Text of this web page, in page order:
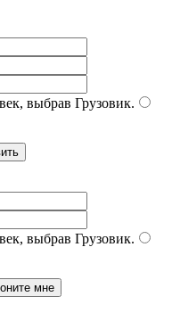
выбрав Грузовик.
выбрав Грузовик.